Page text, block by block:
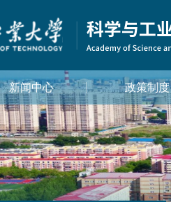
新闻中心 政策制度